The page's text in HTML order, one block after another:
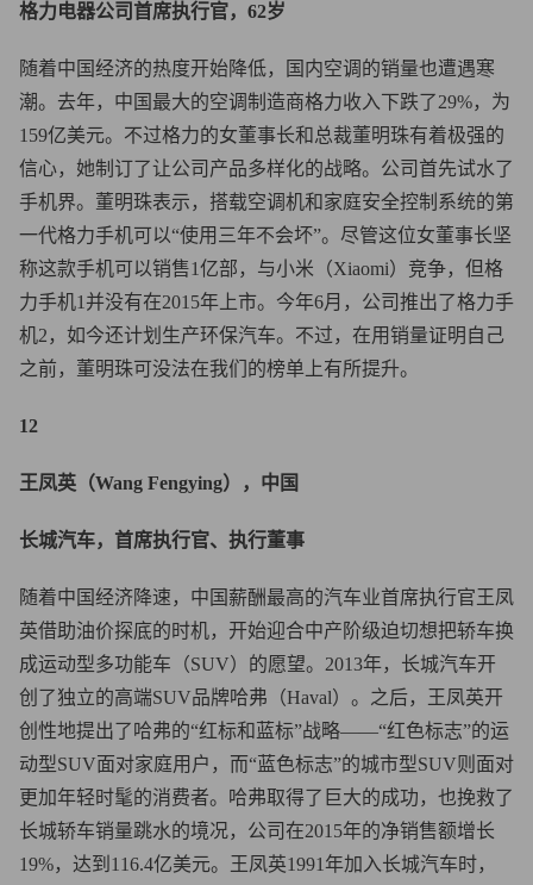
格力电器公司首席执行官，62岁
随着中国经济的热度开始降低，国内空调的销量也遭遇寒
潮。去年，中国最大的空调制造商格力收入下跌了29%，为
159亿美元。不过格力的女董事长和总裁董明珠有着极强的
信心，她制订了让公司产品多样化的战略。公司首先试水了
手机界。董明珠表示，搭载空调机和家庭安全控制系统的第
一代格力手机可以“使用三年不会坏”。尽管这位女董事长坚
称这款手机可以销售1亿部，与小米（Xiaomi）竞争，但格
力手机1并没有在2015年上市。今年6月，公司推出了格力手
机2，如今还计划生产环保汽车。不过，在用销量证明自己
之前，董明珠可没法在我们的榜单上有所提升。
12
王凤英（Wang Fengying），中国
长城汽车，首席执行官、执行董事
随着中国经济降速，中国薪酬最高的汽车业首席执行官王凤
英借助油价探底的时机，开始迎合中产阶级迫切想把轿车换
成运动型多功能车（SUV）的愿望。2013年，长城汽车开
创了独立的高端SUV品牌哈弗（Haval）。之后，王凤英开
创性地提出了哈弗的“红标和蓝标”战略——“红色标志”的运
动型SUV面对家庭用户，而“蓝色标志”的城市型SUV则面对
更加年轻时髦的消费者。哈弗取得了巨大的成功，也挽救了
长城轿车销量跳水的境况，公司在2015年的净销售额增长
19%，达到116.4亿美元。王凤英1991年加入长城汽车时，